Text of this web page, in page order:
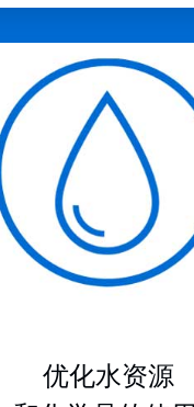
2
，
共
优化水资源